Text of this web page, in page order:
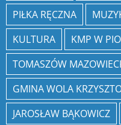
PIŁKA RĘCZNA
KULTURA
KMP W
TOMASZÓW
GMINA WOLA
JAROSŁAW BĄKOWICZ